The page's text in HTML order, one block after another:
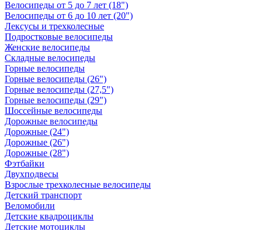
Велосипеды от 5 до 7 лет (18")
Велосипеды от 6 до 10 лет (20")
Лексусы и трехколесные
Подростковые велосипеды
Женские велосипеды
Складные велосипеды
Горные велосипеды
Горные велосипеды (26")
Горные велосипеды (27,5")
Горные велосипеды (29")
Шоссейные велосипеды
Дорожные велосипеды
Дорожные (24")
Дорожные (26")
Дорожные (28")
Фэтбайки
Двухподвесы
Взрослые трехколесные велосипеды
Детский транспорт
Веломобили
Детские квадроциклы
Детские мотоциклы